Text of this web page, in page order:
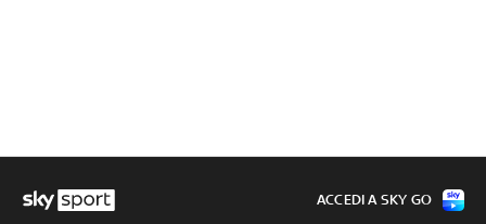
ACCEDI A SKY GO